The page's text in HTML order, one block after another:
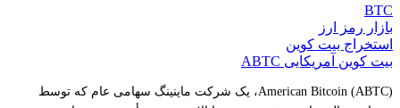
BTC
بازار رمز ارز
استخراج بیت کوین
بیت کوین آمریکایی ABTC
American Bitcoin (ABTC)، یک شرکت ماینینگ سهامی عام که توسط